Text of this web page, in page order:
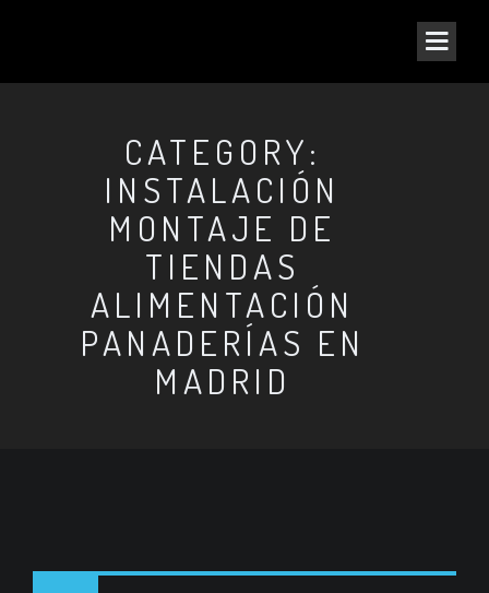
CATEGORY:
INSTALACIÓN
MONTAJE DE
TIENDAS
ALIMENTACIÓN
PANADERÍAS EN
MADRID